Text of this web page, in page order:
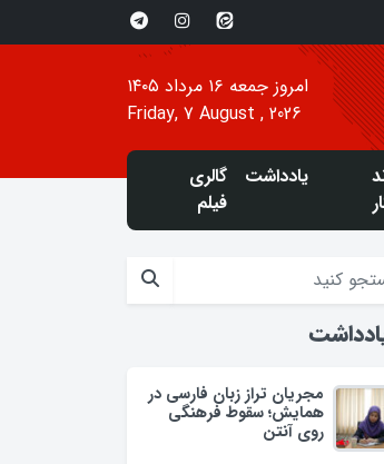
امروز جمعه ۱۶ مرداد ۱۴۰۵
Friday, 7 August , 2026
یادداشت
گالری
فیلم
مجریان تراز زبان فارسی در
همایش؛ سقوط فرهنگی
روی آنتن